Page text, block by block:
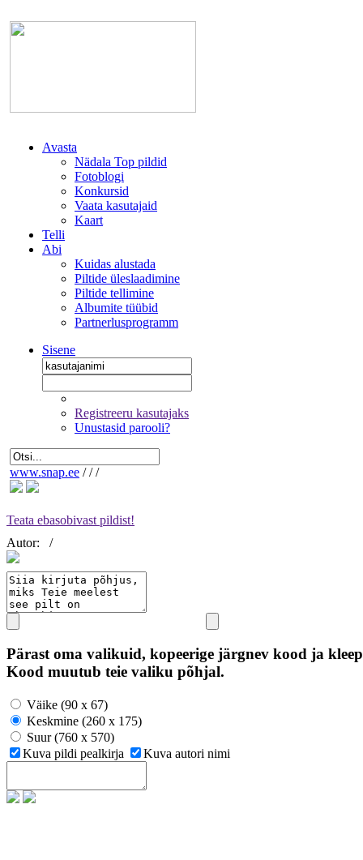
Avasta
Nädala Top pildid
Fotoblogi
Konkursid
Vaata kasutajaid
Kaart
Telli
Abi
Kuidas alustada
Piltide üleslaadimine
Piltide tellimine
Albumite tüübid
Partnerlusprogramm
Sisene
Registreeru kasutajaks
Unustasid parooli?
www.snap.ee / / /
Teata ebasobivast pildist!
Autor:
/
Pärast oma valikuid, kopeerige järgnev kood ja
Kood muutub teie valiku põhjal.
Väike (90 x 67)
Keskmine (260 x 175)
Suur (760 x 570)
Kuva pildi pealkirja
Kuva autori nimi